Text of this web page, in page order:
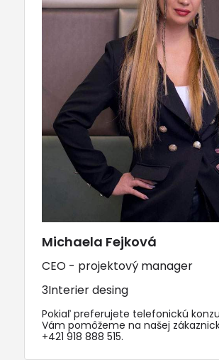
Michaela Fejková
CEO - projektový manager
3Interier desing
Pokiaľ preferujete telefonickú
Vám pomôžeme na našej
+421 918 888 515.